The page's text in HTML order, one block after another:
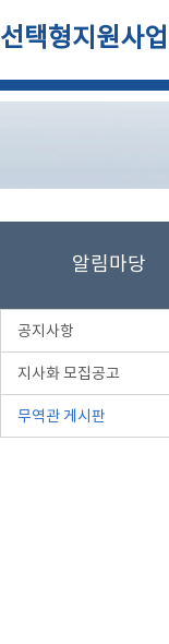
선택형지원사업
알림마당
공지사항
지사화 모집공고
무역관 게시판